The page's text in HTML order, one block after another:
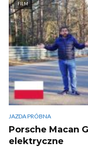
FILM
JAZDA PRÓBNA
Porsche Macan
elektryczne